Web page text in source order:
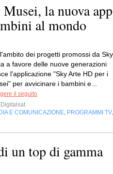
la nuova app
al mondo
dei progetti promossi da Sky
a favore delle nuove generazioni
l'applicazione "Sky Arte HD per i
per avvicinare i bambini e...
il seguito
Digitalsat
E COMUNICAZIONE PROGRAMMI TV
un top di gamma